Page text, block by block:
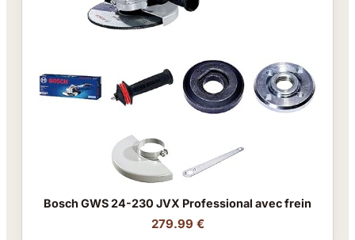
Bosch GWS 24-230 JVX Professional avec frein
279.99 €